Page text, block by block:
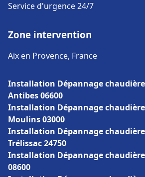
Service d'urgence 24/7
Zone intervention
Aix en Provence, France
Installation Dépannage
Antibes 06600
Installation Dépannage
Moulins 03000
Installation Dépannage
Trélissac 24750
Installation Dépannage
08600